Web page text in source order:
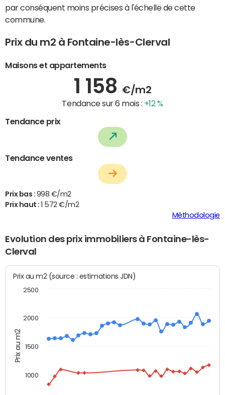
par conséquent moins précises à l'échelle de cette
commune.
Prix du m2 à Fontaine-lès-Clerval
Maisons et appartements
1 158 €/m2
Tendance sur 6 mois : +12 %
Tendance prix
Tendance ventes
Prix bas : 998 €/m2
Prix haut :
1 572 €/m2
Méthodologie
Evolution des prix immobiliers à Fontaine-lès-
Clerval
Prix au m2
Prix au m2 (source : estimations JDN)
1000
1500
2000
2500